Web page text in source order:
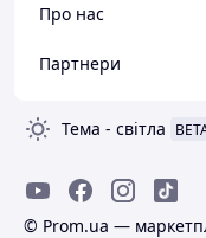
Про нас
Партнери
Тема - світла
© Prom.ua —